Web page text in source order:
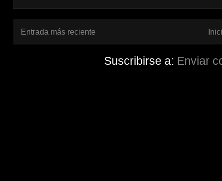
Entrada más reciente
Suscribirse a: Enviar